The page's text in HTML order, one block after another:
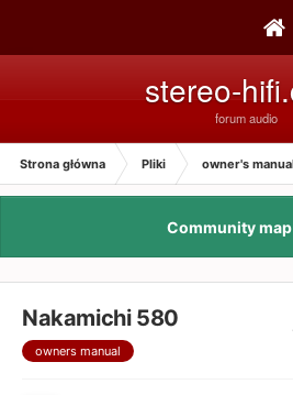
stereo-
forum audio
Strona główna Pliki owner's
Community map
Nakamichi 580
owners manual